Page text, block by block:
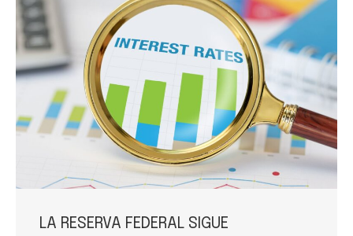
LA RESERVA FEDERAL SIGUE